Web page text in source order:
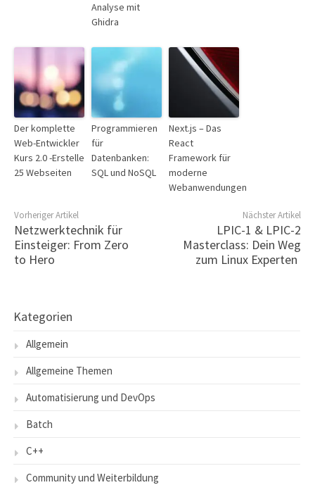
Analyse mit
Ghidra
Der komplette
Web-Entwickler
Kurs 2.0 -Erstelle
25 Webseiten
Programmieren
für
Datenbanken:
SQL und NoSQL
Next.js – Das
React
Framework für
moderne
Webanwendungen
Vorheriger Artikel
Netzwerktechnik für
Einsteiger: From Zero
to Hero
Nächster Artikel
LPIC-1 & LPIC-2
Masterclass: Dein Weg
zum Linux Experten
Kategorien
Allgemein
Allgemeine Themen
Automatisierung und DevOps
Batch
C++
Community und Weiterbildung